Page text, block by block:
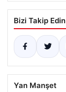
Bizi Takip Edin
Yan Manşet